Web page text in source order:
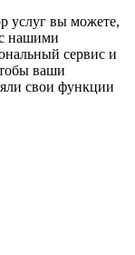
услуг вы можете,
нашими
сервис и
ваши
свои функции